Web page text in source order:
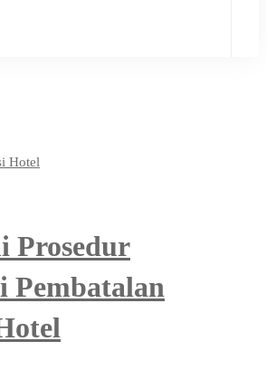
Prosedur
Pembatalan